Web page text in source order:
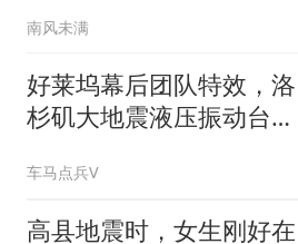
南风未满
好莱坞幕后团队特效，洛
杉矶大地震液压振动台实
车马点兵V
高县地震时，女生刚好在